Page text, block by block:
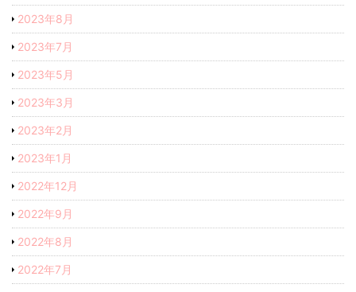
2023年8月
2023年7月
2023年5月
2023年3月
2023年2月
2023年1月
2022年12月
2022年9月
2022年8月
2022年7月